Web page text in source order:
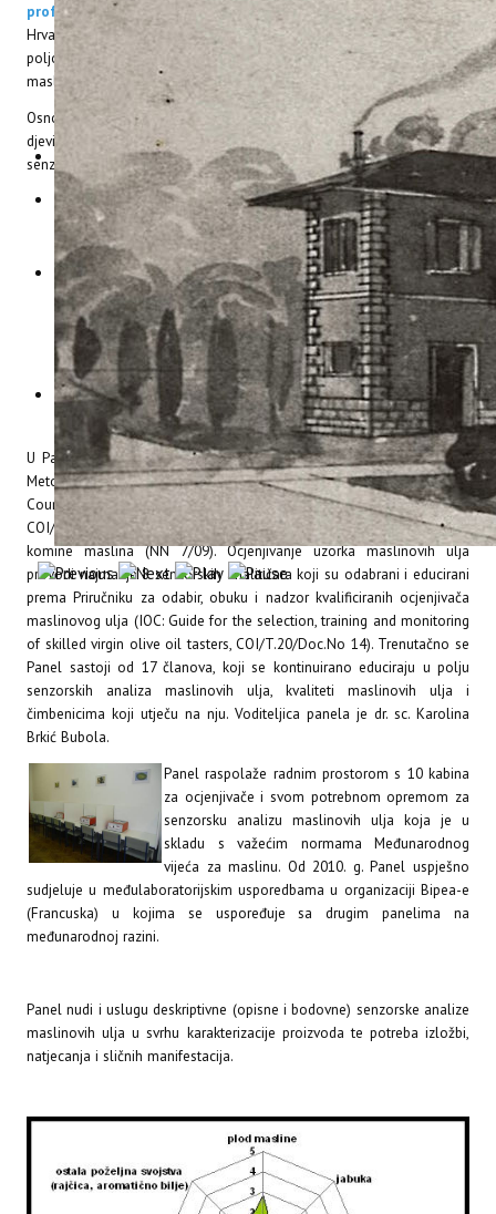
profesionalnih panela
Ministarstva poljoprivrede Republike
Hrvatske a odožujka 2013. godine je ovlašten od strane Ministarstva
poljoprivrede kao slu beni panel
za potrebe službenih kontrola
maslinovih ulja na hrvatskom tržištu.
Osnovna zadaća Panela je ispitivanje senzorskih svojstava
djevičanskih maslinovih ulja te donošenje ocjene o njihovoj
senzorskoj kvaliteti u skladu s važećim propisima i normama u svrhu:
određivanja kategorije ulja prema organoleptičkim svojstvima te
određivanje organoleptičkih svojstava koja se mogu navoditi na
oznaci prije stavljanja na tržište,
provjere sukladnosti organoleptičkih svojstava djevičanskih
maslinovih ulja s podacima navedenim u specifikaciji proizvoda u
postupku registracije oznake i prije stavljanja na tržište proizvoda
s oznakom izvornosti, zemljopisnog podrijetla ili tradicionalnog
ugleda,
analize maslinovih ulja na tržištu radi provjere označenih
podataka, za potrebe službene kontrole.
U Panelu Instituta maslinova ulja organoleptički se ocjenjuju prema
Metodi međunarodnog vijeća zamaslinu (IOC - International Olive
Council: Method for the organoleptic assessment of virgin olive oil,
COI/T.20/Doc.15) koja je propisana i u Pravilniku o uljima od ploda i
komine maslina (NN 7/09). Ocjenjivanje uzorka maslinovih ulja
provodi najmanje 8 senzorskih analitičara koji su odabrani i educirani
prema Priručniku za odabir, obuku i nadzor kvalificiranih ocjenjivača
maslinovog ulja (IOC: Guide for the selection, training and monitoring
of skilled virgin olive oil tasters, COI/T.20/Doc.No 14). Trenutačno se
Panel sastoji od 17 članova, koji se kontinuirano educiraju u polju
senzorskih analiza maslinovih ulja, kvaliteti maslinovih ulja i
čimbenicima koji utječu na nju. Voditeljica panela je dr. sc. Karolina
Brkić Bubola.
Panel raspolaže radnim prostorom s 10 kabina
za ocjenjivače i svom potrebnom opremom za
senzorsku analizu maslinovih ulja koja je u
skladu s važećim normama Međunarodnog
vijeća za maslinu. Od 2010. g. Panel uspješno
sudjeluje u međulaboratorijskim usporedbama u organizaciji Bipea-e
(Francuska) u kojima se uspoređuje sa drugim panelima na
međunarodnoj razini.
Panel nudi i uslugu deskriptivne (opisne i bodovne) senzorske analize
maslinovih ulja u svrhu karakterizacije proizvoda te potreba izložbi,
natjecanja i sličnih manifestacija.